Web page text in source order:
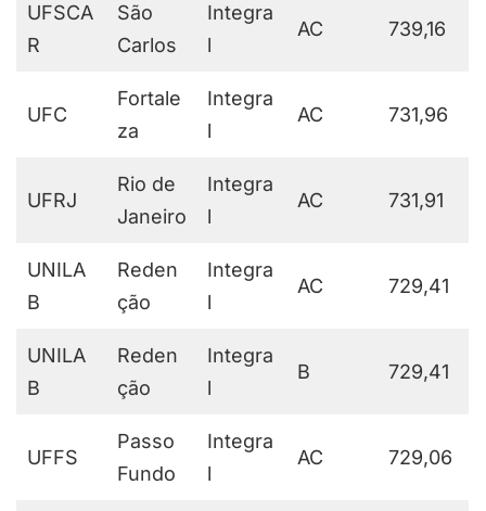
UFSCA
R
São
Carlos
Integra
l
AC 739,16
UFC
Fortale
za
Integra
l
AC 731,96
UFRJ
Rio de
Janeiro
Integra
l
AC 731,91
UNILA
B
Reden
ção
Integra
l
AC 729,41
UNILA
B
Reden
ção
Integra
l
B 729,41
UFFS
Passo
Fundo
Integra
l
AC 729,06